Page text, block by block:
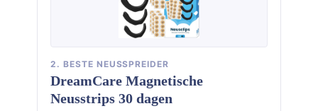
2. BESTE NEUSSPREIDER
DreamCare Magnetische
Neusstrips 30 dagen